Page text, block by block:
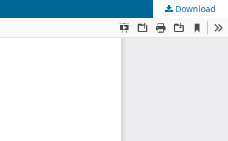
Download